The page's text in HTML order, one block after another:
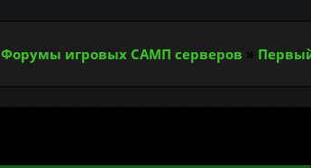
Форумы игровых САМП серверов »